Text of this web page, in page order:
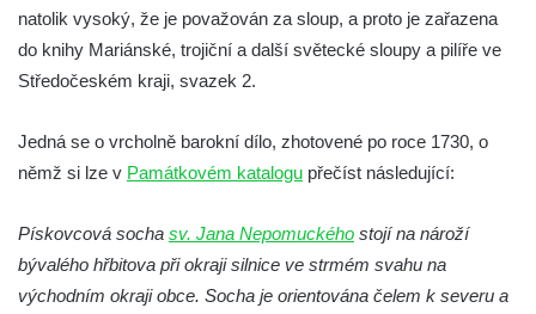
Socha Plejtvák obrovský v ZOO Hluboká
Socha Medvěd jeskynní v ZOO Hluboká
Socha Mamut srstnatý v ZOO Hluboká
Socha Vydry si hrají v ZOO Hluboká
Socha Přátelství v ZOO Hluboká
Socha Matka příroda v ZOO Hluboká
natolik vysoký, že je považován za sloup, a proto je zařazena
do knihy Mariánské, trojiční a další světecké sloupy a pilíře ve
Středočeském kraji, svazek 2.
Jedná se o vrcholně barokní dílo, zhotovené po roce 1730, o
němž si lze v Památkovém katalogu přečíst následující:
Pískovcová socha sv. Jana Nepomuckého stojí na nároží
bývalého hřbitova při okraji silnice ve strmém svahu na
východním okraji obce. Socha je orientována čelem k severu a